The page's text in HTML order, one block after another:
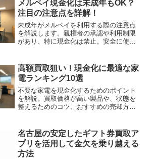
メルペイ現金化は未成年もOK？
注目の注意点を詳解！
未成年がメルペイを利用する際の注意点
を解説します。親権者の承認や利用制限
があり、特に現金化は禁止。安全に使う
高額買取狙い！現金化に最適な家
電ランキング10選
不要な家電を現金化するためのポイント
を解説。買取価格が高い製品や、状態を
整えるためのコツ、おすすめの売却方法
名古屋の安定したギフト券買取ア
プリを活用して金欠を乗り越える
方法